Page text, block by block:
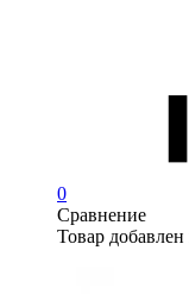
0
Сравнение
Товар